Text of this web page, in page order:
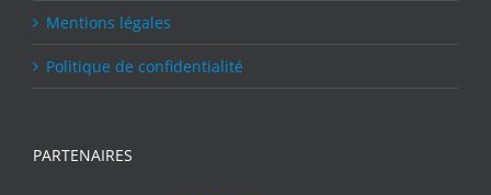
Mentions légales
Politique de confidentialité
PARTENAIRES